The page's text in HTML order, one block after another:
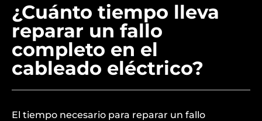
¿Cuánto tiempo lleva
reparar un fallo
completo en el
cableado eléctrico?
El tiempo necesario para reparar un fallo